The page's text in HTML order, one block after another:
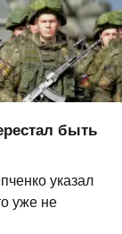
быть
указал
уже не